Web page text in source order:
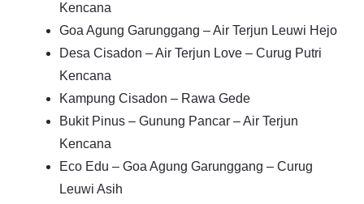
Kencana
Goa Agung Garunggang – Air Terjun Leuwi Hejo
Desa Cisadon – Air Terjun Love – Curug Putri
Kencana
Kampung Cisadon – Rawa Gede
Bukit Pinus – Gunung Pancar – Air Terjun
Kencana
Eco Edu – Goa Agung Garunggang – Curug
Leuwi Asih